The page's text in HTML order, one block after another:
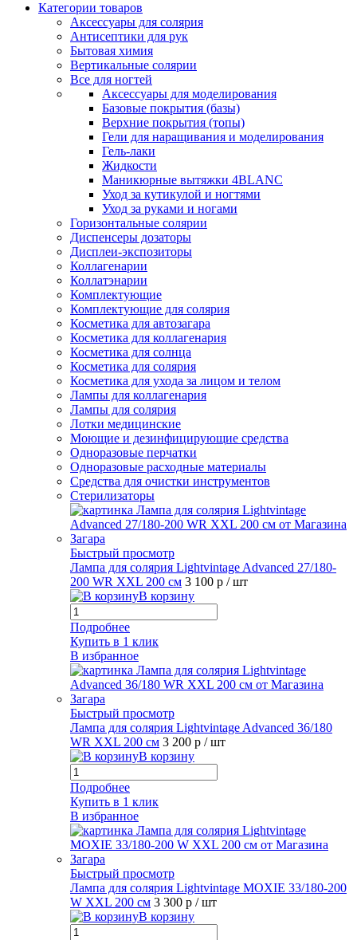
Категории товаров
Аксессуары для солярия
Антисептики для рук
Бытовая химия
Вертикальные солярии
Все для ногтей
Аксессуары для моделирования
Базовые покрытия (базы)
Верхние покрытия (топы)
Гели для наращивания и моделирования
Гель-лаки
Жидкости
Маникюрные вытяжки 4BLANC
Уход за кутикулой и ногтями
Уход за руками и ногами
Горизонтальные солярии
Диспенсеры дозаторы
Дисплеи-экспозиторы
Коллагенарии
Коллатэнарии
Комплектующие
Комплектующие для солярия
Косметика для автозагара
Косметика для коллагенария
Косметика для солнца
Косметика для солярия
Косметика для ухода за лицом и телом
Лампы для коллагенария
Лампы для солярия
Лотки медицинские
Моющие и дезинфицирующие средства
Одноразовые перчатки
Одноразовые расходные материалы
Средства для очистки инструментов
Стерилизаторы
Быстрый просмотр
Лампа для солярия Lightvintage Advanced 27/180-
200 WR XXL 200 см 3 100 р / шт
В корзину
Подробнее
Купить в 1 клик
В избранное
Быстрый просмотр
Лампа для солярия Lightvintage Advanced 36/180
WR XXL 200 см 3 200 р / шт
В корзину
Подробнее
Купить в 1 клик
В избранное
Быстрый просмотр
Лампа для солярия Lightvintage MOXIE 33/180-200
W XXL 200 см 3 300 р / шт
В корзину